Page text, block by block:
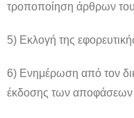
τροποποίηση άρθρων του
5) Εκλογή της
6) Ενημέρωση από τον
έκδοσης των